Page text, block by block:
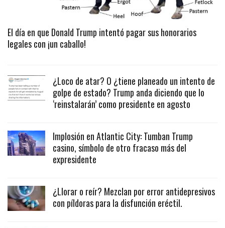
El día en que Donald Trump intentó pagar sus honorarios
legales con ¡un caballo!
¿Loco de atar? O ¿tiene planeado un intento de
golpe de estado? Trump anda diciendo que lo
‘reinstalarán’ como presidente en agosto
Implosión en Atlantic City: Tumban Trump
casino, símbolo de otro fracaso más del
expresidente
¿Llorar o reír? Mezclan por error antidepresivos
con píldoras para la disfunción eréctil.